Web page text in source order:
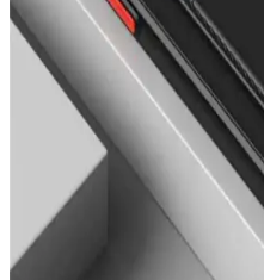
İki popüler Fibaks iPhone 11
desenli modellerin özellikleri,
kolaylığı hakkında detaylar
iPhone 14 Pro Max için
karşılaştırması ve
iPhone 14 Pro Max için Ayıcık
özellikleri, kullanıcı yorumları
yapın.